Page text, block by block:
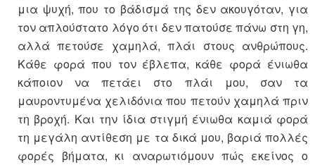
μια ψυχή, που το βάδισμά της δεν ακουγόταν, για
τον απλούστατο λόγο ότι δεν πατούσε πάνω στη γη,
αλλά πετούσε χαμηλά, πλάι στους ανθρώπους.
Κάθε φορά που τον έβλεπα, κάθε φορά ένιωθα
κάποιον να πετάει στο πλάι μου, σαν τα
μαυροντυμένα χελιδόνια που πετούν χαμηλά πριν
τη βροχή. Και την ίδια στιγμή ένιωθα καμιά φορά
τη μεγάλη αντίθεση με τα δικά μου, βαριά πολλές
φορές βήματα, κι αναρωτιόμουν πώς εκείνος ο